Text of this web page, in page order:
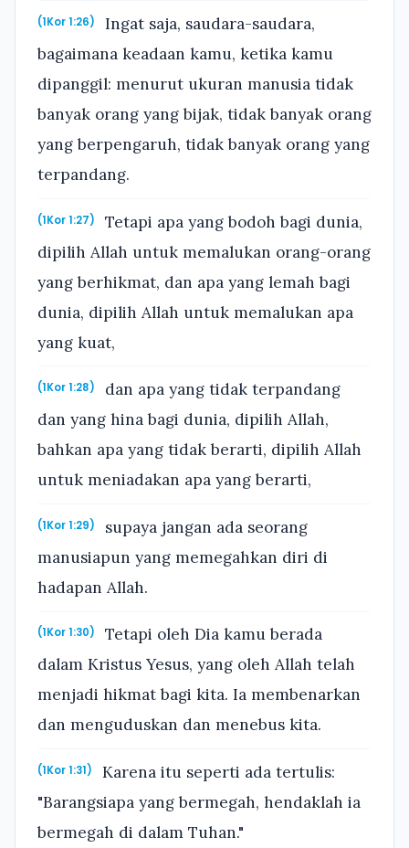
(1Kor 1:26)
Ingat saja, saudara-saudara,
bagaimana keadaan kamu, ketika kamu
dipanggil: menurut ukuran manusia tidak
banyak orang yang bijak, tidak banyak orang
yang berpengaruh, tidak banyak orang yang
terpandang.
(1Kor 1:27)
Tetapi apa yang bodoh bagi dunia,
dipilih Allah untuk memalukan orang-orang
yang berhikmat, dan apa yang lemah bagi
dunia, dipilih Allah untuk memalukan apa
yang kuat,
(1Kor 1:28)
dan apa yang tidak terpandang
dan yang hina bagi dunia, dipilih Allah,
bahkan apa yang tidak berarti, dipilih Allah
untuk meniadakan apa yang berarti,
(1Kor 1:29)
supaya jangan ada seorang
manusiapun yang memegahkan diri di
hadapan Allah.
(1Kor 1:30)
Tetapi oleh Dia kamu berada
dalam Kristus Yesus, yang oleh Allah telah
menjadi hikmat bagi kita. Ia membenarkan
dan menguduskan dan menebus kita.
(1Kor 1:31)
Karena itu seperti ada tertulis:
"Barangsiapa yang bermegah, hendaklah ia
bermegah di dalam Tuhan."